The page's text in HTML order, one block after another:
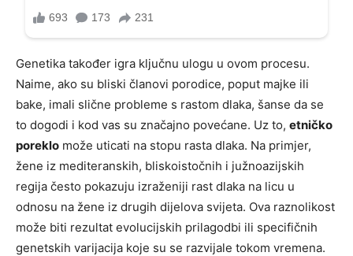
Genetika također igra ključnu ulogu u ovom procesu.
Naime, ako su bliski članovi porodice, poput majke ili
bake, imali slične probleme s rastom dlaka, šanse da se
to dogodi i kod vas su značajno povećane. Uz to, etničko
poreklo može uticati na stopu rasta dlaka. Na primjer,
žene iz mediteranskih, bliskoistočnih i južnoazijskih
regija često pokazuju izraženiji rast dlaka na licu u
odnosu na žene iz drugih dijelova svijeta. Ova raznolikost
može biti rezultat evolucijskih prilagodbi ili specifičnih
genetskih varijacija koje su se razvijale tokom vremena.